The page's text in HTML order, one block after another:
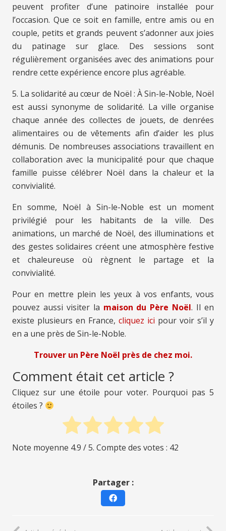
peuvent profiter d’une patinoire installée pour
l’occasion. Que ce soit en famille, entre amis ou en
couple, petits et grands peuvent s’adonner aux joies
du patinage sur glace. Des sessions sont
régulièrement organisées avec des animations pour
rendre cette expérience encore plus agréable.
5. La solidarité au cœur de Noël : À Sin-le-Noble, Noël
est aussi synonyme de solidarité. La ville organise
chaque année des collectes de jouets, de denrées
alimentaires ou de vêtements afin d’aider les plus
démunis. De nombreuses associations travaillent en
collaboration avec la municipalité pour que chaque
famille puisse célébrer Noël dans la chaleur et la
convivialité.
En somme, Noël à Sin-le-Noble est un moment
privilégié pour les habitants de la ville. Des
animations, un marché de Noël, des illuminations et
des gestes solidaires créent une atmosphère festive
et chaleureuse où règnent le partage et la
convivialité.
Pour en mettre plein les yeux à vos enfants, vous
pouvez aussi visiter la maison du Père Noël. Il en
existe plusieurs en France, cliquez ici pour voir s’il y
en a une près de Sin-le-Noble.
Trouver un Père Noël près de chez moi.
Comment était cet article ?
Cliquez sur une étoile pour voter. Pourquoi pas 5
étoiles ?
Note moyenne 4.9 / 5. Compte des votes : 42
Partager :